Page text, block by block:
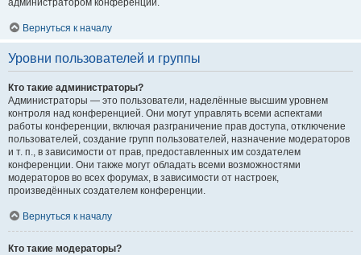
администратором конференции.
Вернуться к началу
Уровни пользователей и группы
Кто такие администраторы?
Администраторы — это пользователи, наделённые высшим уровнем
контроля над конференцией. Они могут управлять всеми аспектами
работы конференции, включая разграничение прав доступа, отключение
пользователей, создание групп пользователей, назначение модераторов
и т. п., в зависимости от прав, предоставленных им создателем
конференции. Они также могут обладать всеми возможностями
модераторов во всех форумах, в зависимости от настроек,
произведённых создателем конференции.
Вернуться к началу
Кто такие модераторы?